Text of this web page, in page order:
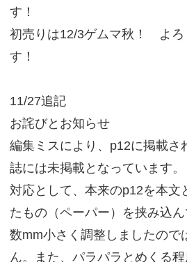
す！
初売りは12/3ゲムマ秋！ よろ
す！
11/27追記
お詫びとお知らせ
編集ミスにより、p12に掲載さ
誌には未掲載となっています。
対応として、本来のp12を本文
たもの（ペーパー）を挟み込
数mm小さく調整しましたので
ん。また、パラパラとめくる